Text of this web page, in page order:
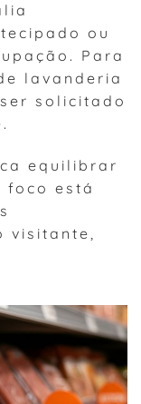
ou
Para
lavanderia
solicitado
equilibrar
foco está
visitante,